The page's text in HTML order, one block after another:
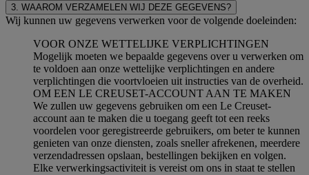
3. WAAROM VERZAMELEN WIJ DEZE GEGEVENS?
Wij kunnen uw gegevens verwerken voor de volgende doeleinden:
VOOR ONZE WETTELIJKE VERPLICHTINGEN
Mogelijk moeten we bepaalde gegevens over u verwerken om
te voldoen aan onze wettelijke verplichtingen en andere
verplichtingen die voortvloeien uit instructies van de overheid.
OM EEN LE CREUSET-ACCOUNT AAN TE MAKEN
We zullen uw gegevens gebruiken om een Le Creuset-
account aan te maken die u toegang geeft tot een reeks
voordelen voor geregistreerde gebruikers, om beter te kunnen
genieten van onze diensten, zoals sneller afrekenen, meerdere
verzendadressen opslaan, bestellingen bekijken en volgen.
Elke verwerkingsactiviteit is vereist om ons in staat te stellen